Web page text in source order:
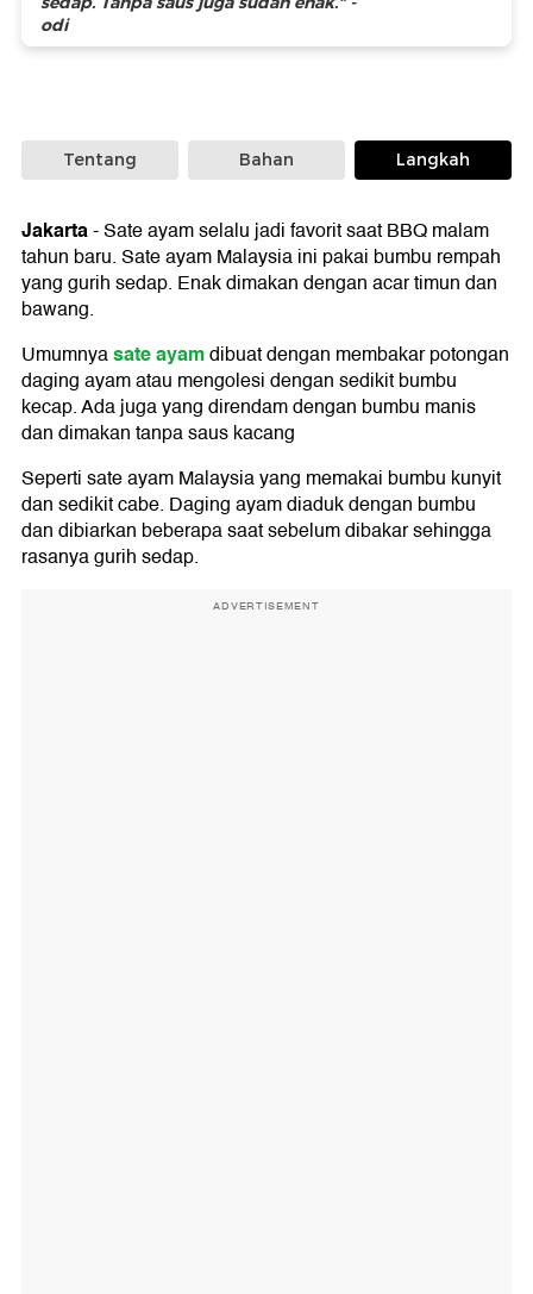
odi
Tentang Bahan Langkah
Jakarta-Sate ayam selalu jadi favorit saat BBQ malam
tahun baru. Sate ayam Malaysia ini pakai bumbu rempah
yang gurih sedap. Enak dimakan dengan acar timun dan
bawang.
Umumnyasate ayamdibuat dengan membakar potongan
daging ayam atau mengolesi dengan sedikit bumbu
kecap. Ada juga yang direndam dengan bumbu manis
dan dimakan tanpa saus kacang
Seperti sate ayam Malaysia yang memakai bumbu kunyit
dan sedikit cabe. Daging ayam diaduk dengan bumbu
dan dibiarkan beberapa saat sebelum dibakar sehingga
rasanya gurih sedap.
ADVERTISEMENT